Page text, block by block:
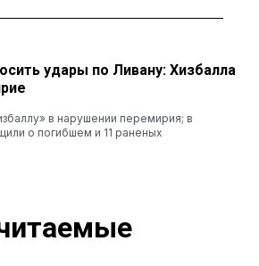
удары по Ливану: Хизбалла
в нарушении перемирия; в
о погибшем и 11 раненых